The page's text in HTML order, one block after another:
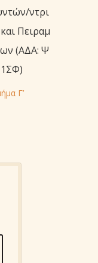
ντρι
Πειραμ
(ΑΔΑ: Ψ
Γ’